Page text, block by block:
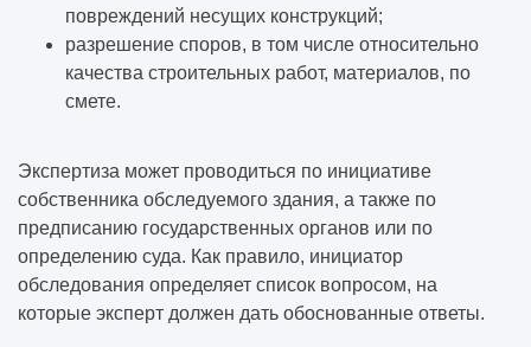
повреждений несущих конструкций;
разрешение споров, в том числе относительно
качества строительных работ, материалов, по
смете.
Экспертиза может проводиться по инициативе
собственника обследуемого здания, а также по
предписанию государственных органов или по
определению суда. Как правило, инициатор
обследования определяет список вопросом, на
которые эксперт должен дать обоснованные ответы.